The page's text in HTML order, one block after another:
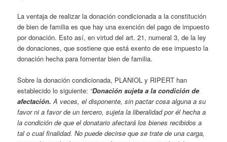
La ventaja de realizar la donación condicionada a la constitución
de bien de familia es que hay una exención del pago de impuesto
por donación. Esto así, en virtud del art. 21, numeral 3, de la ley
de donaciones, que sostiene que está exento de ese impuesto la
donación hecha para fomentar bien de familia.
Sobre la donación condicionada, PLANIOL y RIPERT han
establecido lo siguiente: “Donación sujeta a la condición de
afectación. A veces, el disponente, sin pactar cosa alguna a su
favor ni a favor de un tercero, sujeta la liberalidad por él hecha a
la condición de que el donatario afectará los bienes recibidos a
tal o cual finalidad. No puede decirse que se trate de una carga,